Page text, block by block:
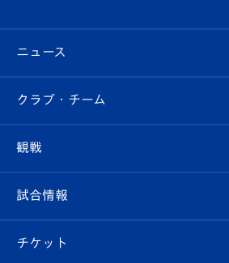
ニュース
すべて
クラブ
試合情報
クラブ・チーム
クラブ概要
観戦
観戦ルール
試合情報
試合日程/結果
チケット